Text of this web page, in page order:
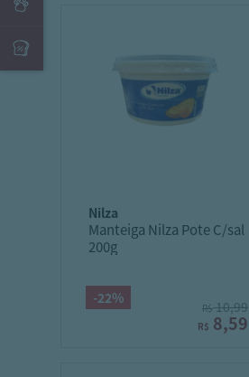
-22%
nilza
Manteiga Nilza Pote C/sal
200g
R$10,99
R$ 8,59